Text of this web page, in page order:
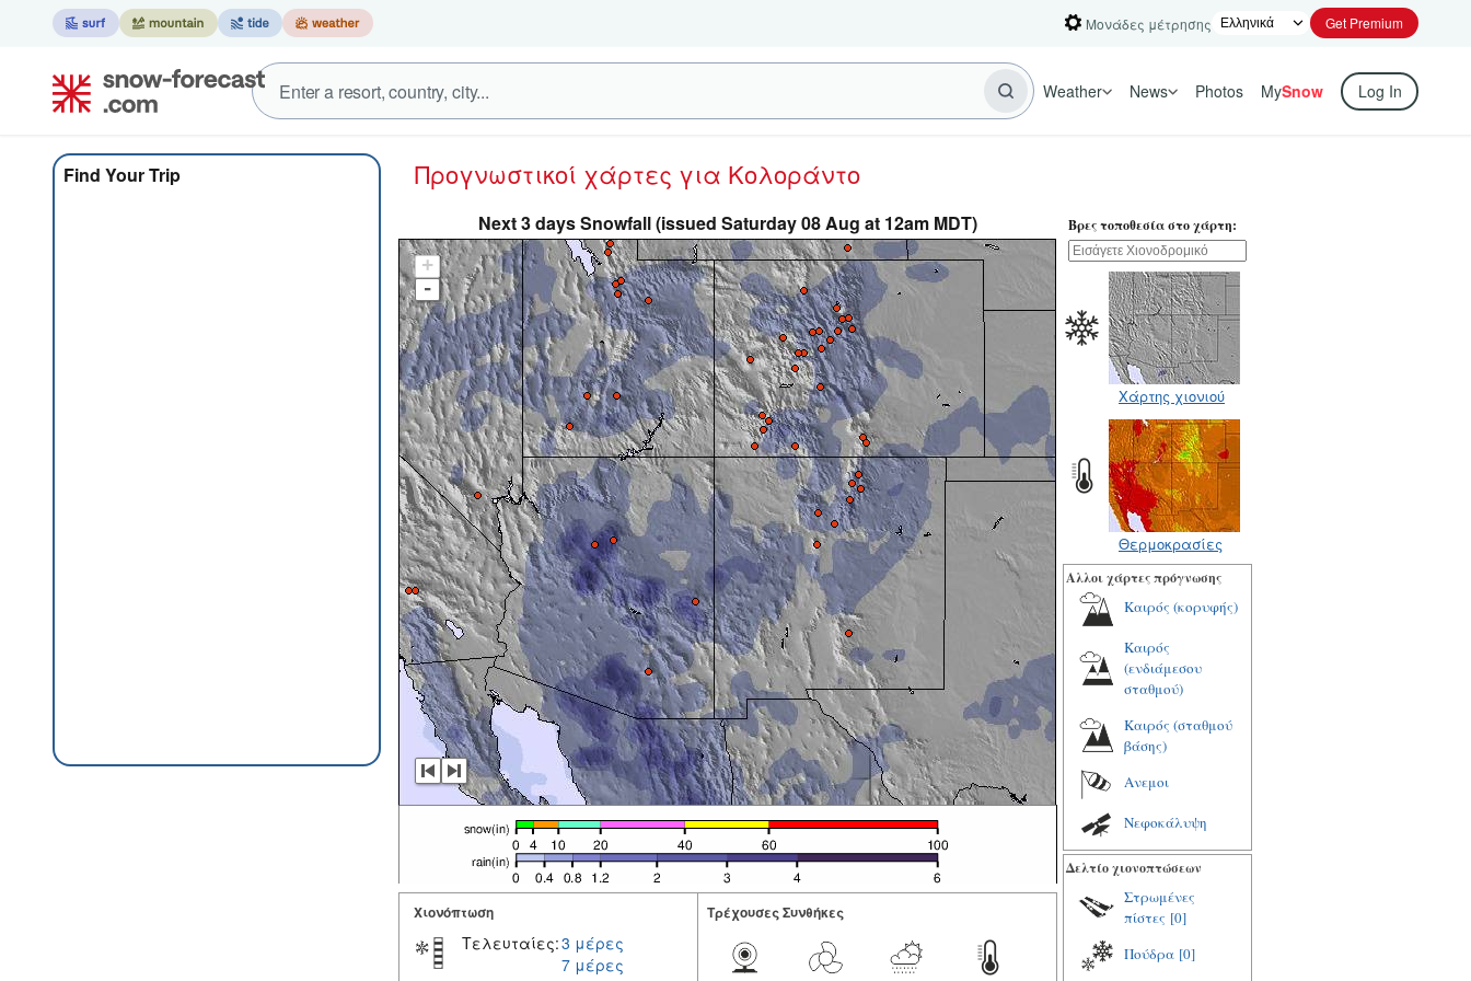
Μονάδες μέτρησης Get Premium
Weather News Photos MySnow Log In
Find Your Trip Προγνωστικοί χάρτες για Κολοράντο
Next 3 days Snowfall (issued Saturday 08 Aug at 12am MDT)
+
-
Χιονόπτωση
Τελευταίες:3 μέρες
7 μέρες
Tρέχουσες Συνθήκες
Βρες τοποθεσία στο χάρτη:
Χάρτης χιονιού
Θερμοκρασίες
Αλλοι χάρτες πρόγνωσης
Καιρός (κορυφής)
Καιρός
(ενδιάμεσου
σταθμού)
Καιρός (σταθμού
βάσης)
Ανεμοι
Νεφοκάλυψη
Δελτίο χιονοπτώσεων
Στρωμένες
πίστες [0]
Πούδρα [0]